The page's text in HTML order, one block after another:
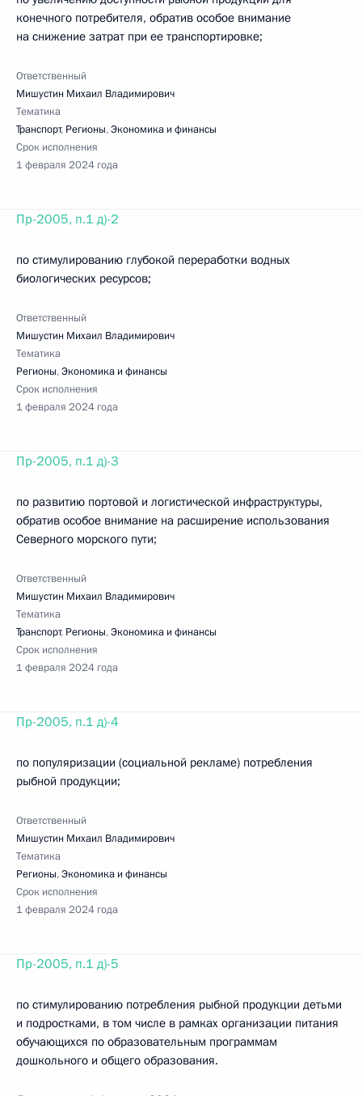
конечного потребителя, обратив особое внимание
на снижение затрат при ее транспортировке;
Ответственный
Мишустин Михаил Владимирович
Тематика
Транспорт, Регионы,Экономика и финансы
Срок исполнения
1 февраля 2024 года
Пр-2005, п.1 д)-2
по стимулированию глубокой переработки водных
биологических ресурсов;
Ответственный
Мишустин Михаил Владимирович
Тематика
Регионы,Экономика и финансы
Срок исполнения
1 февраля 2024 года
Пр-2005, п.1 д)-3
по развитию портовой и логистической инфраструктуры,
обратив особое внимание на расширение использования
Северного морского пути;
Ответственный
Мишустин Михаил Владимирович
Тематика
Транспорт, Регионы,Экономика и финансы
Срок исполнения
1 февраля 2024 года
Пр-2005, п.1 д)-4
по популяризации (социальной рекламе) потребления
рыбной продукции;
Ответственный
Мишустин Михаил Владимирович
Тематика
Регионы,Экономика и финансы
Срок исполнения
1 февраля 2024 года
Пр-2005, п.1 д)-5
по стимулированию потребления рыбной продукции детьми
и подростками, в том числе в рамках организации питания
обучающихся по образовательным программам
дошкольного и общего образования.